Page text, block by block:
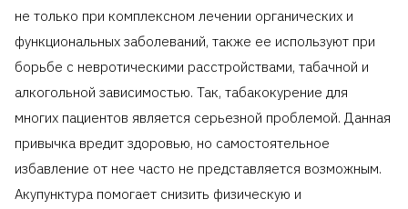
не только при комплексном лечении органических и
функциональных заболеваний, также ее используют при
борьбе с невротическими расстройствами, табачной и
алкогольной зависимостью. Так, табакокурение для
многих пациентов является серьезной проблемой. Данная
привычка вредит здоровью, но самостоятельное
избавление от нее часто не представляется возможным.
Акупунктура помогает снизить физическую и